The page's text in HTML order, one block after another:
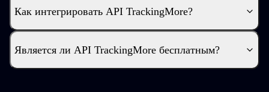
Как интегрировать API TrackingMore?
Является ли API TrackingMore бесплатным?